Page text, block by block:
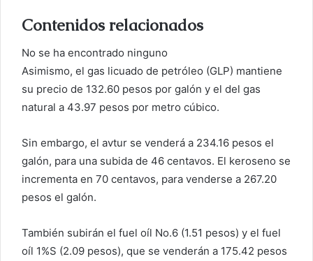
c
Contenidos relacionados
No se ha encontrado ninguno
Asimismo, el gas licuado de petróleo (GLP) mantiene
su precio de 132.60 pesos por galón y el del gas
natural a 43.97 pesos por metro cúbico.
Sin embargo, el avtur se venderá a 234.16 pesos el
galón, para una subida de 46 centavos. El keroseno se
incrementa en 70 centavos, para venderse a 267.20
pesos el galón.
También subirán el fuel oíl No.6 (1.51 pesos) y el fuel
oíl 1%S (2.09 pesos), que se venderán a 175.42 pesos